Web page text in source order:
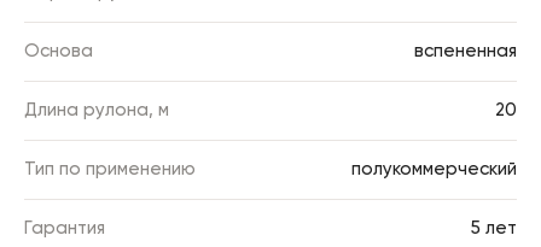
Основа вспененная
Длина рулона, м 20
Тип по применению полукоммерческий
Гарантия 5 лет